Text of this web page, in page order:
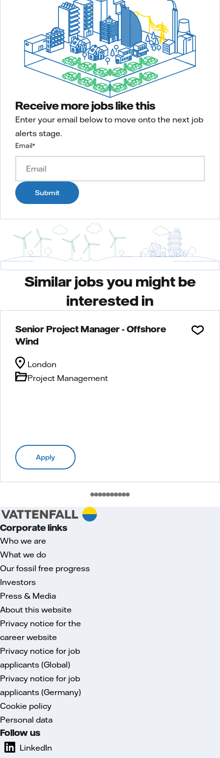
Receive more jobs like this
Enter your email below to move onto the next job
alerts stage.
Email*
Submit
Similar jobs you might be
interested in
Senior Project Manager - Offshore
Wind
Project Management
London
Apply
Corporate links
Who we are
What we do
Our fossil free progress
Investors
Press & Media
About this website
Privacy notice for the
career website
Privacy notice for job
applicants (Global)
Privacy notice for job
applicants (Germany)
Cookie policy
Personal data
Follow us
LinkedIn